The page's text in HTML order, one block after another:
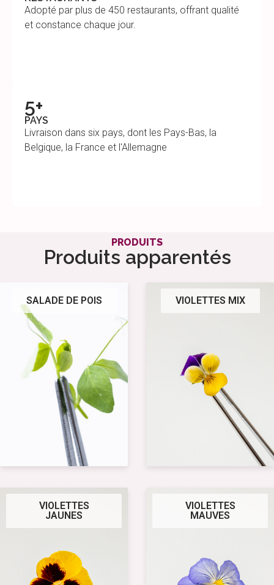
Adopté par plus de 450 restaurants, offrant qualité
et constance chaque jour.
5+
PAYS
Livraison dans six pays, dont les Pays-Bas, la
Belgique, la France et l'Allemagne
PRODUITS
Produits apparentés
SALADE DE POIS VIOLETTES MIX
VIOLETTES
JAUNES
VIOLETTES
MAUVES